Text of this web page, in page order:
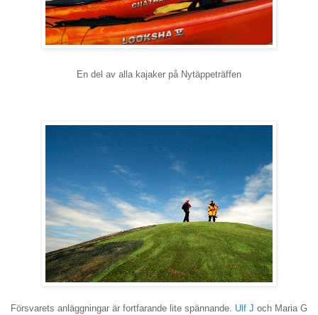
En del av alla kajaker på Nytäppeträffen
Försvarets anläggningar är fortfarande lite spännande. Ulf J och Maria G